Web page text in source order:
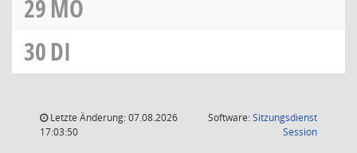
29MO
30DI
Letzte Änderung: 07.08.2026
17:03:50
Software:Sitzungsdienst
Session(Wird in